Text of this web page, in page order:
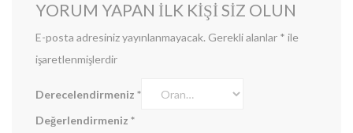
YORUM YAPAN ILK KIŞI SIZ OLUN
E-posta adresiniz yayınlanmayacak. Gerekli alanlar * ile
işaretlenmişlerdir
Derecelendirmeniz *
Değerlendirmeniz *